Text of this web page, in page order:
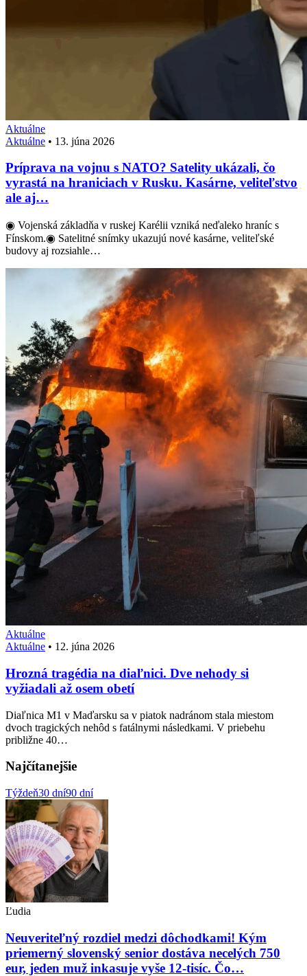
Aktuálne
Aktuálne • 13. júna 2026
Príprava na vojnu s NATO? Satelity ukázali, čo
vyrastá na hraniciach v Rusku. Kasárne, veliteľstvo
ale aj…
◉ Vojenská základňa v ruskej Karélii vzniká neďaleko hraníc s
Fínskom.◉ Satelitné snímky ukazujú nové kasárne, veliteľské
budovy aj rozsiahle…
Aktuálne
Aktuálne • 12. júna 2026
Hrozná tragédia na diaľnici. Dve nehody si
vyžiadali až osem obetí
Diaľnica M1 v Maďarsku sa v piatok nadránom stala miestom
dvoch tragických nehôd s fatálnymi následkami. V priebehu
približne 40…
Najčítanejšie
Týždeň30 dní90 dní
Ľudia
Neuveriteľný rozdiel medzi dôchodkami! Kým
priemerný slovenský senior dostáva necelých 750
eur, jeden muž inkasuje vyše 12-tisíc. Čo…